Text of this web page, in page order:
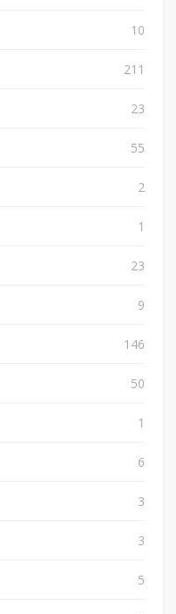
10
211
23
55
2
1
23
9
146
50
1
6
3
3
5